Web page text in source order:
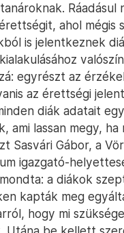
Ráadásul
ahol mégis
is jelentkeznek
egyrészt az
az érettségi
diák adatait
ami lassan megy, ha
Sasvári Gábor, a
igazgató-
a diákok
kapták meg
hogy mi